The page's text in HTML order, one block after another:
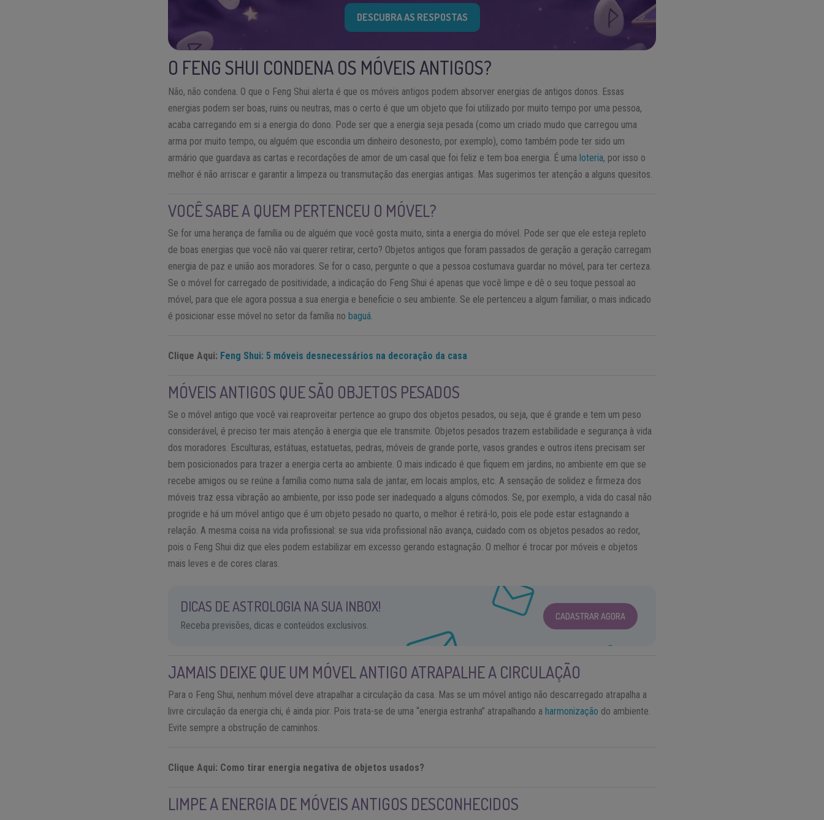
DESCUBRA AS RESPOSTAS
O FENG SHUI CONDENA OS MÓVEIS ANTIGOS?
Não, não condena. O que o Feng Shui alerta é que os móveis antigos podem absorver energias de antigos donos. Essas
energias podem ser boas, ruins ou neutras, mas o certo é que um objeto que foi utilizado por muito tempo por uma pessoa,
acaba carregando em si a energia do dono. Pode ser que a energia seja pesada (como um criado mudo que carregou uma
arma por muito tempo, ou alguém que escondia um dinheiro desonesto, por exemplo), como também pode ter sido um
armário que guardava as cartas e recordações de amor de um casal que foi feliz e tem boa energia. É uma loteria, por isso o
melhor é não arriscar e garantir a limpeza ou transmutação das energias antigas. Mas sugerimos ter atenção a alguns quesitos.
VOCÊ SABE A QUEM PERTENCEU O MÓVEL?
Se for uma herança de família ou de alguém que você gosta muito, sinta a energia do móvel. Pode ser que ele esteja repleto
de boas energias que você não vai querer retirar, certo? Objetos antigos que foram passados de geração a geração carregam
energia de paz e união aos moradores. Se for o caso, pergunte o que a pessoa costumava guardar no móvel, para ter certeza.
Se o móvel for carregado de positividade, a indicação do Feng Shui é apenas que você limpe e dê o seu toque pessoal ao
móvel, para que ele agora possua a sua energia e beneficie o seu ambiente. Se ele pertenceu a algum familiar, o mais indicado
é posicionar esse móvel no setor da família no baguá.
Clique Aqui: Feng Shui: 5 móveis desnecessários na decoração da casa
MÓVEIS ANTIGOS QUE SÃO OBJETOS PESADOS
Se o móvel antigo que você vai reaproveitar pertence ao grupo dos objetos pesados, ou seja, que é grande e tem um peso
considerável, é preciso ter mais atenção à energia que ele transmite. Objetos pesados trazem estabilidade e segurança à vida
dos moradores. Esculturas, estátuas, estatuetas, pedras, móveis de grande porte, vasos grandes e outros itens precisam ser
bem posicionados para trazer a energia certa ao ambiente. O mais indicado é que fiquem em jardins, no ambiente em que se
recebe amigos ou se reúne a família como numa sala de jantar, em locais amplos, etc. A sensação de solidez e firmeza dos
móveis traz essa vibração ao ambiente, por isso pode ser inadequado a alguns cômodos. Se, por exemplo, a vida do casal não
progride e há um móvel antigo que é um objeto pesado no quarto, o melhor é retirá-lo, pois ele pode estar estagnando a
relação. A mesma coisa na vida profissional: se sua vida profissional não avança, cuidado com os objetos pesados ao redor,
pois o Feng Shui diz que eles podem estabilizar em excesso gerando estagnação. O melhor é trocar por móveis e objetos
mais leves e de cores claras.
DICAS DE ASTROLOGIA NA SUA INBOX!
Receba previsões, dicas e conteúdos exclusivos.
CADASTRAR AGORA
JAMAIS DEIXE QUE UM MÓVEL ANTIGO ATRAPALHE A CIRCULAÇÃO
Para o Feng Shui, nenhum móvel deve atrapalhar a circulação da casa. Mas se um móvel antigo não descarregado atrapalha a
livre circulação da energia chi, é ainda pior. Pois trata-se de uma “energia estranha” atrapalhando a harmonização do ambiente.
Evite sempre a obstrução de caminhos.
Clique Aqui: Como tirar energia negativa de objetos usados?
LIMPE A ENERGIA DE MÓVEIS ANTIGOS DESCONHECIDOS